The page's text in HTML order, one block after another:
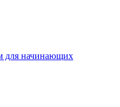
для начинающих